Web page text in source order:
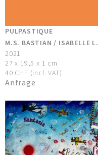
PULPASTIQUE
M.S. BASTIAN / ISABELLE L.
2021
27 x 19,5 x 1 cm
40 CHF (incl. VAT)
Anfrage